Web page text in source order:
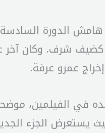
الدورة
عمرو عرفة.
في الفيلمين،
حيث يستعرض الجزء